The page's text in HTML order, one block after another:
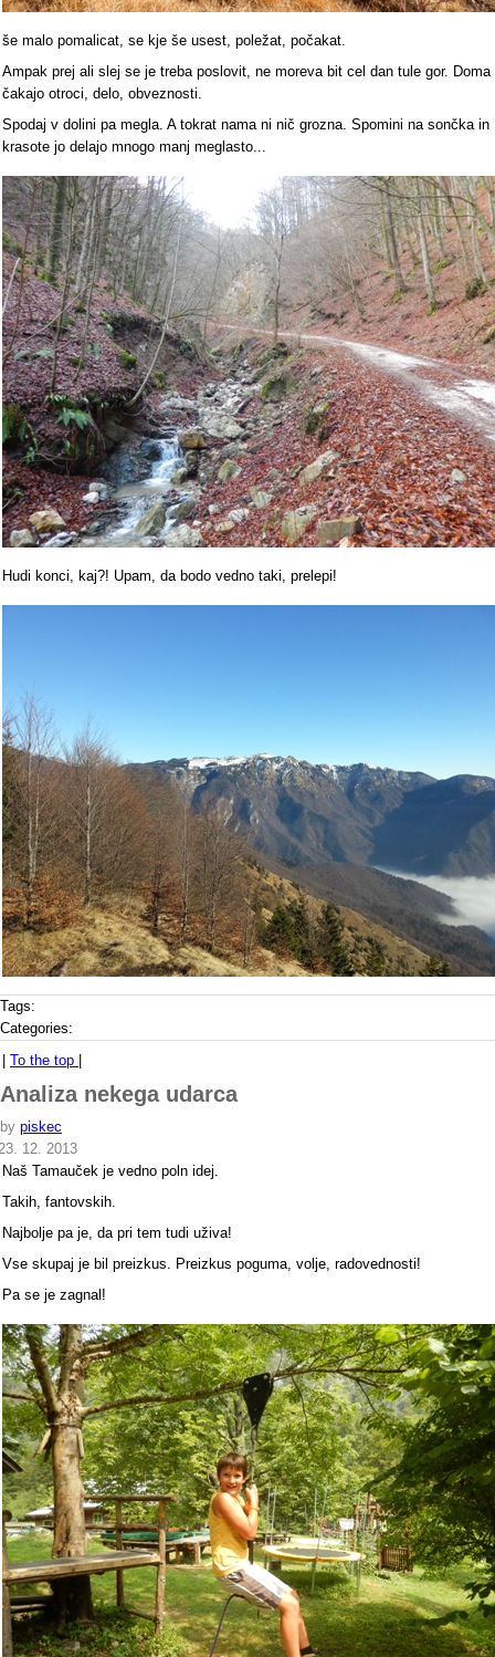
še malo pomalicat, se kje še usest, poležat, počakat.
Ampak prej ali slej se je treba poslovit, ne moreva bit cel dan tule gor. Doma
čakajo otroci, delo, obveznosti.
Spodaj v dolini pa megla. A tokrat nama ni nič grozna. Spomini na sončka in
krasote jo delajo mnogo manj meglasto...
Hudi konci, kaj?! Upam, da bodo vedno taki, prelepi!
Tags:
Categories:
To the top
Analiza nekega udarca
by piskec
12. 2013
Naš Tamauček je vedno poln idej.
Takih, fantovskih.
Najbolje pa je, da pri tem tudi uživa!
Vse skupaj je bil preizkus. Preizkus poguma, volje, radovednosti!
Pa se je zagnal!